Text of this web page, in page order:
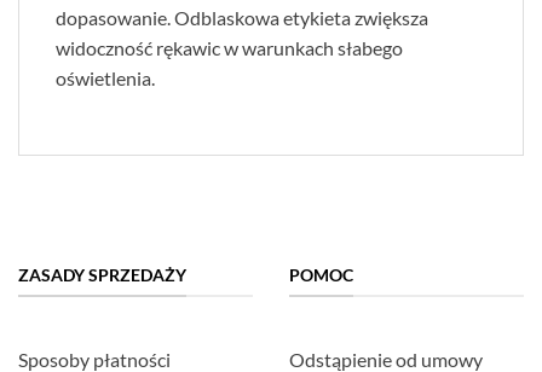
dopasowanie. Odblaskowa etykieta zwiększa
widoczność rękawic w warunkach słabego
oświetlenia.
ZASADY SPRZEDAŻY
Sposoby płatności
POMOC
Odstąpienie od umowy